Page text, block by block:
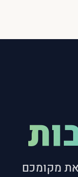
מקומכם